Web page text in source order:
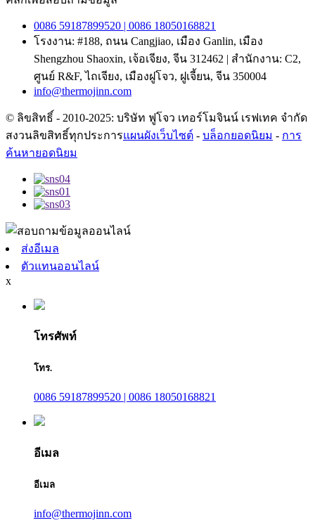
0086 59187899520 | 0086 18050168821
โรงงาน: #188, ถนน Cangjiao, เมือง Ganlin, เมือง
Shengzhou Shaoxin, เจ้อเจียง, จีน 312462 | สำนักงาน: C2,
ศูนย์ R&F, ไถเจียง, เมืองฝูโจว, ฝูเจี้ยน, จีน 350004
info@thermojinn.com
© ลิขสิทธิ์ - 2010-2025: บริษัท ฟูโจว เทอร์โมจินน์ เรฟเทค จำกัด
สงวนลิขสิทธิ์ทุกประการแผนผังเว็บไซต์ - บล็อกยอดนิยม - การ
ค้นหายอดนิยม
ส่งอีเมล
ตัวแทนออนไลน์
x
โทรศัพท์
โทร.
0086 59187899520 | 0086 18050168821
อีเมล
อีเมล
info@thermojinn.com